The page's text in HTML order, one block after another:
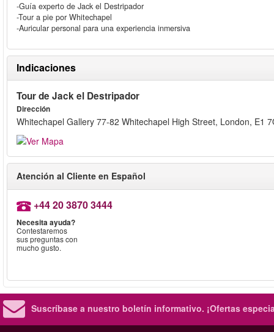
-Guía experto de Jack el Destripador
-Tour a pie por Whitechapel
-Auricular personal para una experiencia inmersiva
Indicaciones
Tour de Jack el Destripador
Dirección
Whitechapel Gallery 77-82 Whitechapel High Street, London, E1
Atención al Cliente en Español
+44 20 3870 3444
Necesita ayuda?
Contestaremos
sus preguntas con
mucho gusto.
Suscríbase a nuestro boletín informativo. ¡Ofertas